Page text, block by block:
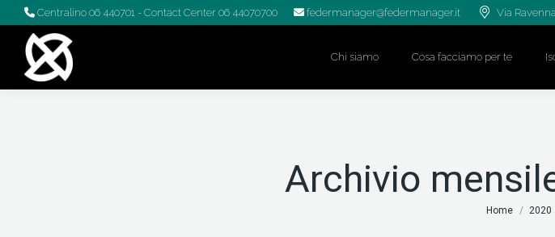
Centralino 06 440701 - Contact Center 06 44070700 federmanager@federmanager.it Via
Chi siamo Cosa facciamo per te
Archivio
Tu sei qui:
Home 2020